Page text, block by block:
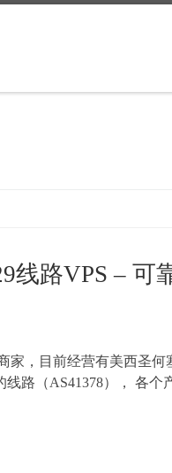
线路VPS – 可
家，目前经营有美西圣
路（AS41378）， 各